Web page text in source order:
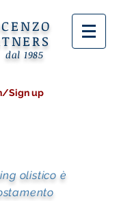
dal 1985
Sign up
olistico è